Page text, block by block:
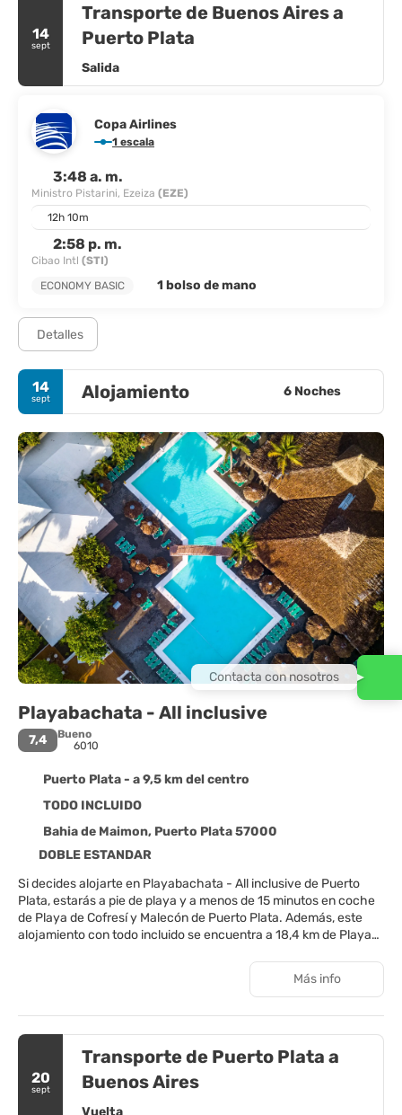
14
sept
Transporte de Buenos Aires a
Puerto Plata
Salida
Copa Airlines
1 escala
3:48 a. m.
Ministro Pistarini, Ezeiza (EZE)
12h 10m
2:58 p. m.
Cibao Intl (STI)
ECONOMY BASIC
1 bolso de mano
Detalles
14
sept Alojamiento 6 Noches
Playabachata - All inclusive
7,4
Bueno
6010
Puerto Plata - a 9,5 km del centro
TODO INCLUIDO
Bahia de Maimon, Puerto Plata 57000
DOBLE ESTANDAR
Si decides alojarte en Playabachata - All inclusive de Puerto
Plata, estarás a pie de playa y a menos de 15 minutos en coche
de Playa de Cofresí y Malecón de Puerto Plata. Además, este
alojamiento con todo incluido se encuentra a 18,4 km de Playa
masajes, tratamientos corporales y tratamientos faciales. Si
quieres divertirte aquí tienes para elegir, con instalaciones
recreativas como una piscina al aire libre, gimnasio y karaoke.
Otros servicios de este alojamiento incluyen conexión a Internet
wifi gratis, servicios de conserjería y una zona recreativa o sala
Más info
20
sept
Transporte de Puerto Plata a
Buenos Aires
Vuelta
Contacta con nosotros